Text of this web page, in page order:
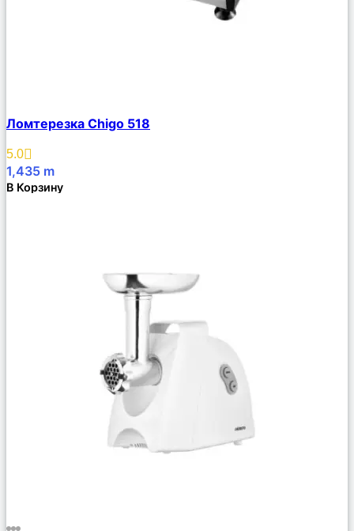
Описание
Избранное
Ломтерезка Chigo 518
5.0
1,435 m
В Корзину